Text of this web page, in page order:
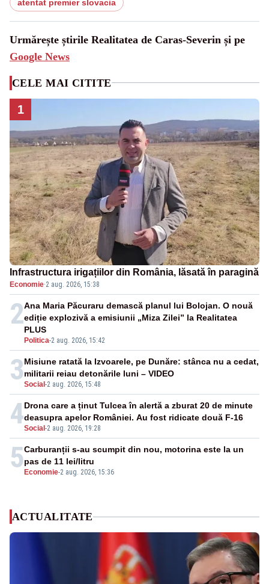
atentat premier slovacia
Urmărește știrile Realitatea de Caras-Severin și pe
Google News
CELE MAI CITITE
1
Infrastructura irigațiilor din România, lăsată în paragină
Economie·2 aug. 2026, 15:38
2
Politica-2 aug. 2026, 15:42
Ana Maria Păcuraru demască planul lui Bolojan. O nouă
ediție explozivă a emisiunii „Miza Zilei” la Realitatea
PLUS
3Social -2 aug. 2026, 15:48
Misiune ratată la Izvoarele, pe Dunăre: stânca nu a cedat,
militarii reiau detonările luni – VIDEO
4Social -2 aug. 2026, 19:28
Drona care a ținut Tulcea în alertă a zburat 20 de minute
deasupra apelor României. Au fost ridicate două F-16
5 Economie-2 aug. 2026, 15:36
Carburanții s-au scumpit din nou, motorina este la un
pas de 11 lei/litru
ACTUALITATE